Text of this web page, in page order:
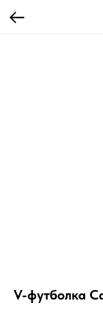
V-футболка